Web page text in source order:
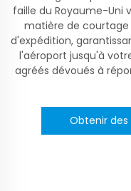
faille du Royaume-Uni
matière de courtage
d'expédition,
l'aéroport jusqu'à
agréés dévoués à
Obtenir